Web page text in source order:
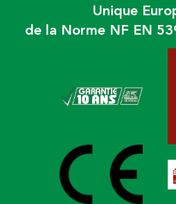
Unique
de la Norme NF EN